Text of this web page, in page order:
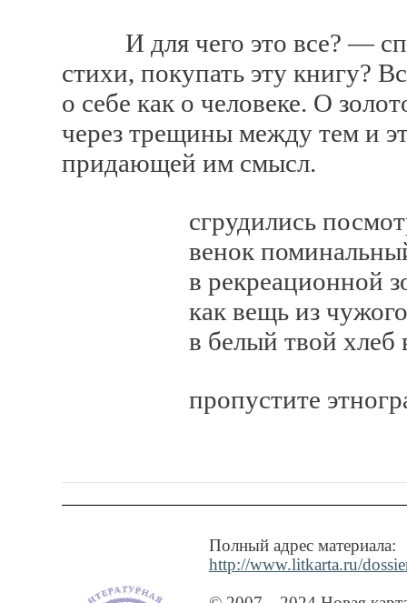
И для чего это все? —
стихи, покупать эту книгу?
о себе как о человеке. О
через трещины между тем и
придающей им смысл.
сгрудились
венок поминальный
в рекреационной зоне
как вещь из чужого
в белый твой хлеб
пропустите
Полный адрес материала:
http://www.litkarta.ru/